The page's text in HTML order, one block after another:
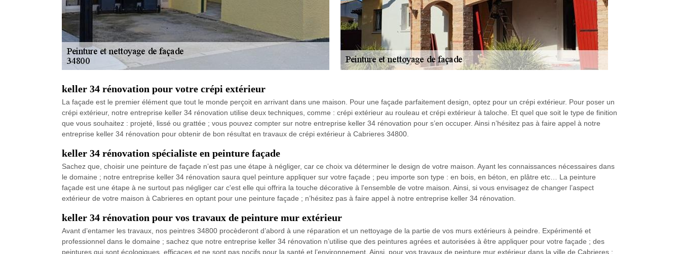
keller 34 rénovation pour votre crépi extérieur
La façade est le premier élément que tout le monde perçoit en arrivant dans une maison. Pour une façade parfaitement design, optez pour un crépi extérieur. Pour poser un
crépi extérieur, notre entreprise keller 34 rénovation utilise deux techniques, comme : crépi extérieur au rouleau et crépi extérieur à taloche. Et quel que soit le type de finition
que vous souhaitez : projeté, lissé ou grattée ; vous pouvez compter sur notre entreprise keller 34 rénovation pour s’en occuper. Ainsi n’hésitez pas à faire appel à notre
entreprise keller 34 rénovation pour obtenir de bon résultat en travaux de crépi extérieur à Cabrieres 34800.
keller 34 rénovation spécialiste en peinture façade
Sachez que, choisir une peinture de façade n’est pas une étape à négliger, car ce choix va déterminer le design de votre maison. Ayant les connaissances nécessaires dans
le domaine ; notre entreprise keller 34 rénovation saura quel peinture appliquer sur votre façade ; peu importe son type : en bois, en béton, en plâtre etc… La peinture
façade est une étape à ne surtout pas négliger car c'est elle qui offrira la touche décorative à l'ensemble de votre maison. Ainsi, si vous envisagez de changer l’aspect
extérieur de votre maison à Cabrieres en optant pour une peinture façade ; n’hésitez pas à faire appel à notre entreprise keller 34 rénovation.
keller 34 rénovation pour vos travaux de peinture mur extérieur
Avant d’entamer les travaux, nos peintres 34800 procèderont d’abord à une réparation et un nettoyage de la partie de vos murs extérieurs à peindre. Expérimenté et
professionnel dans le domaine ; sachez que notre entreprise keller 34 rénovation n’utilise que des peintures agrées et autorisées à être appliquer pour votre façade ; des
peintures qui sont écologiques, efficaces et ne sont pas nocifs pour la santé et l’environnement. Ainsi, pour vos travaux de peinture mur extérieur dans la ville de Cabrieres ;